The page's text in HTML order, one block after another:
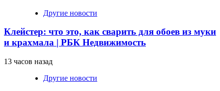
Другие новости
Клейстер: что это, как сварить для обоев из муки
и крахмала | РБК Недвижимость
13 часов назад
Другие новости